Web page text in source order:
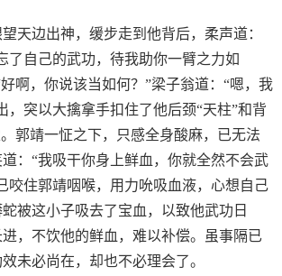
天边出神，缓步走到他背后，柔声道：
了自己的武功，待我助你一臂之力如
啊，你说该当如何？”梁子翁道：“嗯，我
，突以大擒拿手扣住了他后颈“天柱”和背
郭靖一怔之下，只感全身酸麻，已无法
：“我吸干你身上鲜血，你就全然不会武
咬住郭靖咽喉，用力吮吸血液，心想自己
被这小子吸去了宝血，以致他武功日
，不饮他的鲜血，难以补偿。虽事隔已
未必尚在，却也不必理会了。